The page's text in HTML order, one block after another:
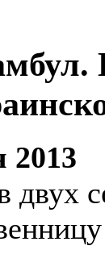
2013
двух